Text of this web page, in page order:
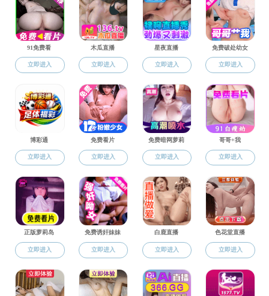
科研通知
黑料网动态
科研成果
科研机构